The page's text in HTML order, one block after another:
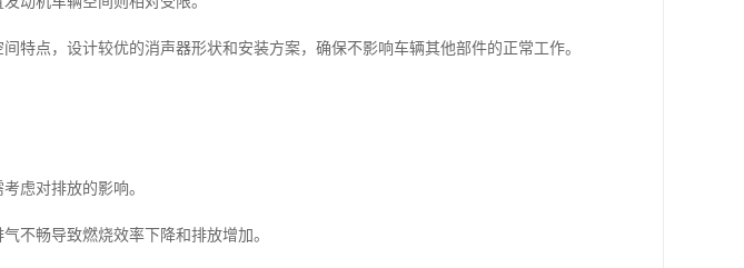
特点，设计较优的消声器形状和安装方案，确保不影响车辆其他部件的正常工作。
虑对排放的影响。
不畅导致燃烧效率下降和排放增加。